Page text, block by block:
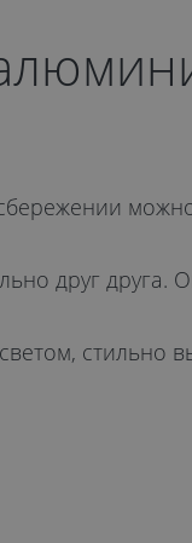
друг друга.
стильно